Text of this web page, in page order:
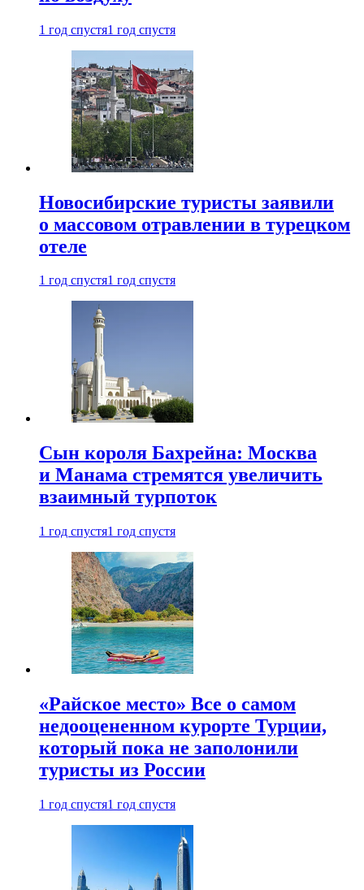
1 год спустя1 год спустя
Новосибирские туристы заявили
о массовом отравлении в турецком
отеле
1 год спустя1 год спустя
Сын короля Бахрейна: Москва
и Манама стремятся увеличить
взаимный турпоток
1 год спустя1 год спустя
«Райское место» Все о самом
недооцененном курорте Турции,
который пока не заполонили
туристы из России
1 год спустя1 год спустя